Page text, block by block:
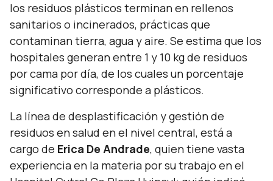
los residuos plásticos terminan en rellenos
sanitarios o incinerados, prácticas que
contaminan tierra, agua y aire. Se estima que los
hospitales generan entre 1 y 10 kg de residuos
por cama por día, de los cuales un porcentaje
significativo corresponde a plásticos.
La línea de desplastificación y gestión de
residuos en salud en el nivel central, está a
cargo de Erica De Andrade, quien tiene vasta
experiencia en la materia por su trabajo en el